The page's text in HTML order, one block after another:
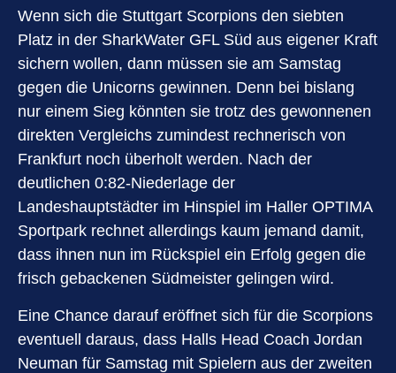
Wenn sich die Stuttgart Scorpions den siebten
Platz in der SharkWater GFL Süd aus eigener Kraft
sichern wollen, dann müssen sie am Samstag
gegen die Unicorns gewinnen. Denn bei bislang
nur einem Sieg könnten sie trotz des gewonnenen
direkten Vergleichs zumindest rechnerisch von
Frankfurt noch überholt werden. Nach der
deutlichen 0:82-Niederlage der
Landeshauptstädter im Hinspiel im Haller OPTIMA
Sportpark rechnet allerdings kaum jemand damit,
dass ihnen nun im Rückspiel ein Erfolg gegen die
frisch gebackenen Südmeister gelingen wird.
Eine Chance darauf eröffnet sich für die Scorpions
eventuell daraus, dass Halls Head Coach Jordan
Neuman für Samstag mit Spielern aus der zweiten